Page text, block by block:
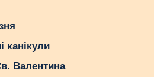
канікули
Валентина